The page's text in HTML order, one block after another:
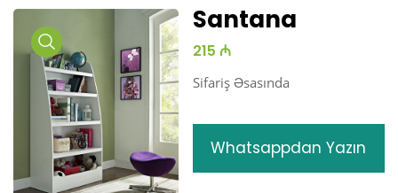
Media
Gallery
Santana
215 ₼
Sifariş Əsasında
Whatsappdan Yazın